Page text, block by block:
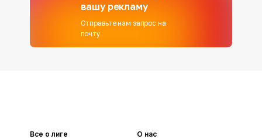
вашу рекламу
Отправьте нам запрос на
почту
Все о лиге
О нас